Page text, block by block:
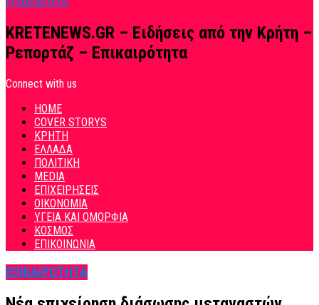
KRETENEWS.GR – Ειδήσεις από την Κρήτη –
Ρεπορτάζ – Επικαιρότητα
Connect with us
HOME
COVER STORYS
ΚΡΗΤΗ
ΕΛΛΑΔΑ
ΠΟΛΙΤΙΚΗ
MEDIA
ΕΠΙΧΕΙΡΗΣΕΙΣ
ΟΙΚΟΝΟΜΙΑ
ΥΓΕΙΑ ΚΑΙ ΟΜΟΡΦΙΑ
ΚΟΣΜΟΣ
ΕΠΙΚΟΙΝΩΝΙΑ
ΕΠΙΚΑΙΡΟΤΗΤΑ